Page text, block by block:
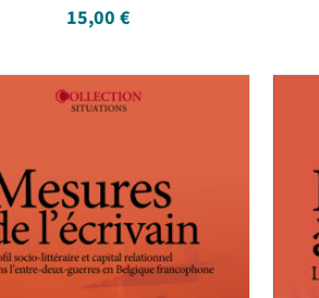
15,00€